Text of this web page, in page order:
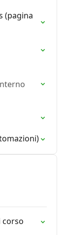
(pagina
corso